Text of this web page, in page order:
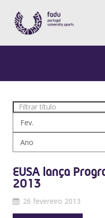
Filtrar
título
EUSA lança
2013
26 fevereiro 2013